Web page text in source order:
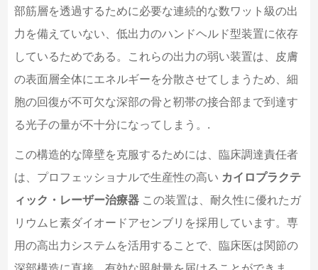
部筋層を透過するために必要な連続的な数ワット級の出
力を備えていない、低出力のハンドヘルド型装置に依存
しているためである。これらの出力の弱い装置は、皮膚
の表面層全体にエネルギーを分散させてしまうため、細
胞の回復が不可欠な深部の骨と靭帯の接合部まで到達す
る光子の量が不十分になってしまう。.
この構造的な障壁を克服するためには、臨床調達責任者
は、プロフェッショナルで生産性の高い カイロプラクテ
ィック・レーザー治療器この装置は、耐久性に優れたガ
リウムヒ素ダイオードアセンブリを採用しています。専
用の高出力システムを活用することで、臨床医は関節の